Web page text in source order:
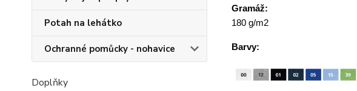
Potah na lehátko
Ochranné pomůcky - nohavice
Doplňky
Gramáž:
180 g/m2
Barvy: